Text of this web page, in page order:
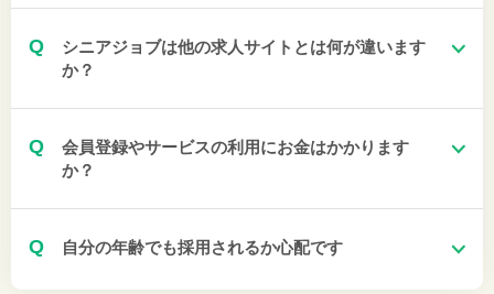
Q
シニアジョブは他の求人サイトとは何が違います
か？
Q
会員登録やサービスの利用にお金はかかります
か？
Q 自分の年齢でも採用されるか心配です